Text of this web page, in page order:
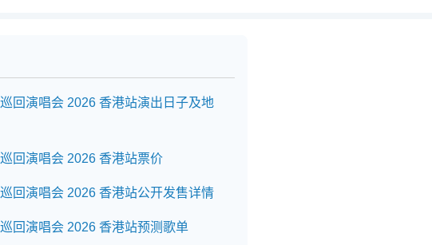
回演唱会 2026 香港站演出日子及地
回演唱会 2026 香港站票价
回演唱会 2026 香港站公开发售详情
回演唱会 2026 香港站预测歌单